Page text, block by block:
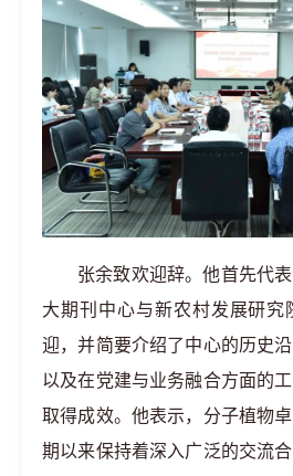
张余致欢迎辞。他首先代
大期刊中心与新农村发展研究
迎，并简要介绍了中心的历史
以及在党建与业务融合方面的
取得成效。他表示，分子植物
期以来保持着深入广泛的交流